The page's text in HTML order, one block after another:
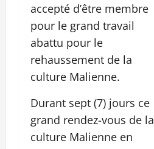
accepté d’être membre
pour le grand travail
abattu pour le
rehaussement de la
culture Malienne.
Durant sept (7) jours ce
grand rendez-vous de la
culture Malienne en